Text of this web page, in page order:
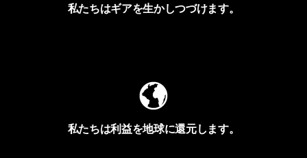
私たちはギアを生かしつづけます。
私たちは利益を地球に還元します。